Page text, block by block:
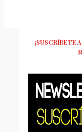
¡SUSCRÍBETE